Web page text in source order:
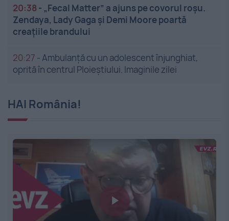
20:38 - „Fecal Matter” a ajuns pe covorul roșu.
Zendaya, Lady Gaga și Demi Moore poartă
creațiile brandului
20:27 -Ambulanță cu un adolescent înjunghiat,
oprită în centrul Ploieștiului. Imaginile zilei
HAI România!